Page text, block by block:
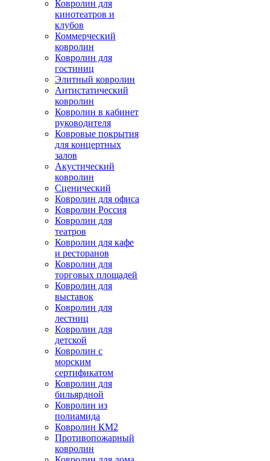
Ковролин для
кинотеатров и
клубов
Коммерческий
ковролин
Ковролин для
гостиниц
Элитный ковролин
Антистатический
ковролин
Ковролин в кабинет
руководителя
Ковровые покрытия
для концертных
залов
Акустический
ковролин
Сценический
Ковролин для офиса
Ковролин Россия
Ковролин для
театров
Ковролин для кафе
и ресторанов
Ковролин для
торговых площадей
Ковролин для
выставок
Ковролин для
лестниц
Ковролин для
детской
Ковролин с
морским
сертификатом
Ковролин для
бильярдной
Ковролин из
полиамида
Ковролин КМ2
Противопожарный
ковролин